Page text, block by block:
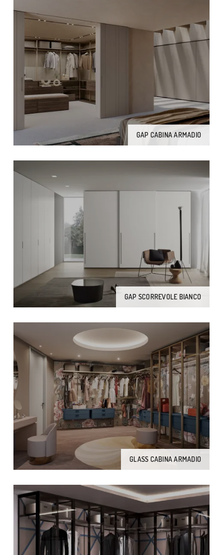
GAP CABINA ARMADIO
GAP SCORREVOLE BIANCO
GLASS CABINA ARMADIO